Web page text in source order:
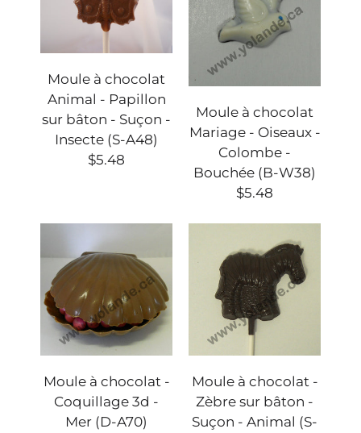
Moule à chocolat
Animal - Papillon
sur bâton - Suçon -
Insecte (S-A48)
$5.48
Moule à chocolat
Mariage - Oiseaux -
Colombe -
Bouchée (B-W38)
$5.48
Moule à chocolat -
Coquillage 3d -
Mer (D-A70)
Moule à chocolat -
Zèbre sur bâton -
Suçon - Animal (S-